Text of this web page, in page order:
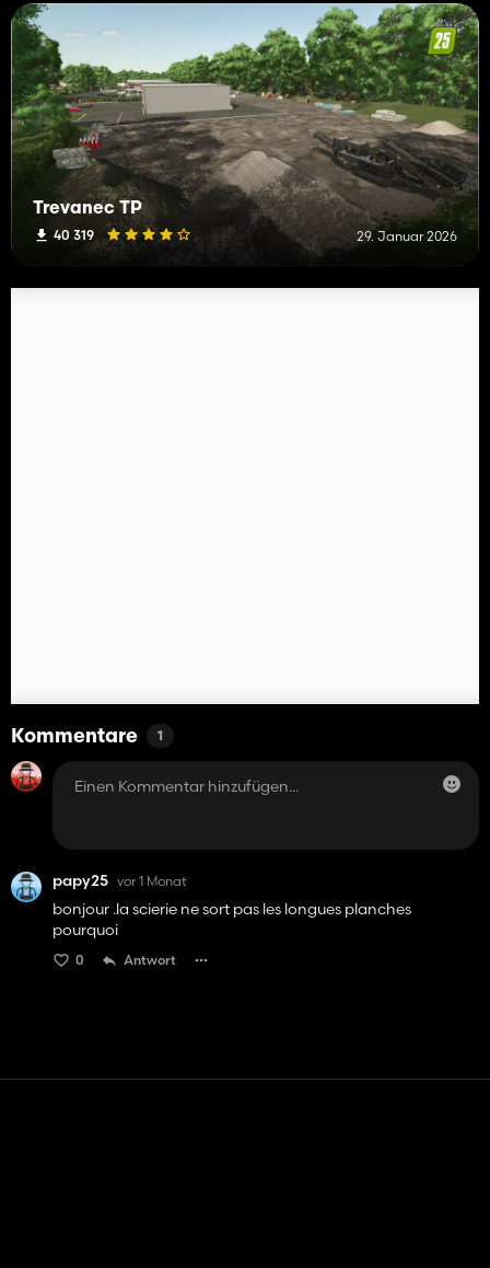
Trevanec TP
40 319 29. Januar 2026
Kommentare 1
papy25 vor 1 Monat
bonjour .la scierie ne sort pas les longues planches
pourquoi
0 Antwort